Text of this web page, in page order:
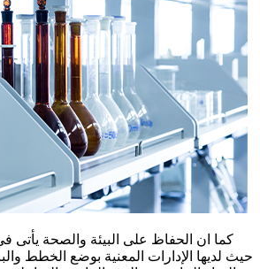
كما ان الحفاظ على البيئة والصحة يأتى
حيث لديها الإدارات المعنية بوضع الخطط